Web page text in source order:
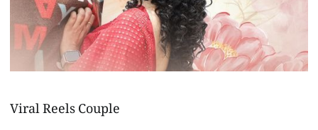
Viral Reels Couple